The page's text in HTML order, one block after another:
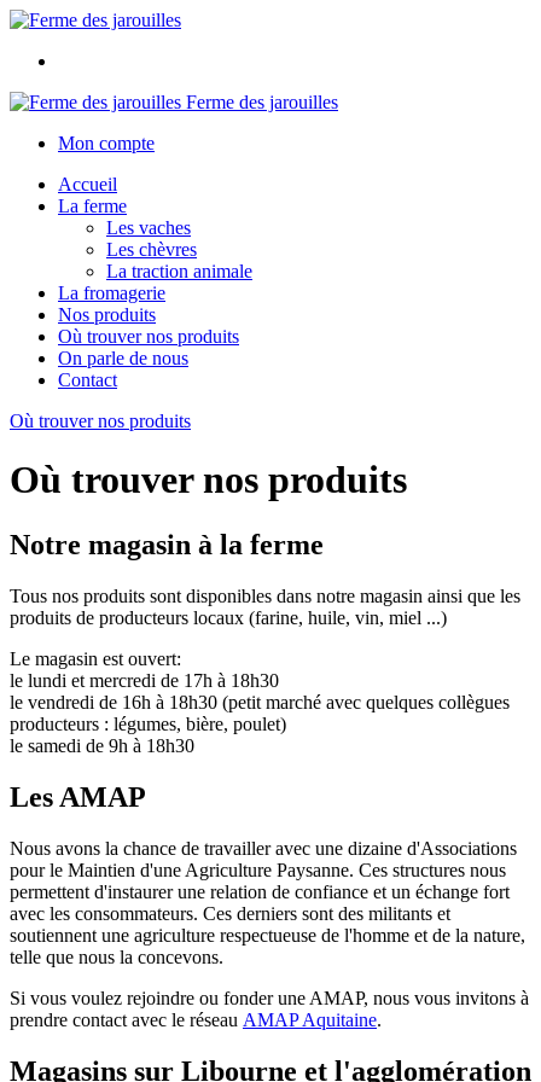
Ferme des jarouilles
Mon compte
Accueil
La ferme
Les vaches
Les chèvres
La traction animale
La fromagerie
Nos produits
Où trouver nos produits
On parle de nous
Contact
Où trouver nos produits
Où trouver nos produits
Notre magasin à la ferme
Tous nos produits sont disponibles dans notre magasin ainsi que les
produits de producteurs locaux (farine, huile, vin, miel ...)
Le magasin est ouvert:
le lundi et mercredi de 17h à 18h30
le vendredi de 16h à 18h30 (petit marché avec quelques collègues
producteurs : légumes, bière, poulet)
le samedi de 9h à 18h30
Les AMAP
Nous avons la chance de travailler avec une dizaine d'Associations
pour le Maintien d'une Agriculture Paysanne. Ces structures nous
permettent d'instaurer une relation de confiance et un échange fort
avec les consommateurs. Ces derniers sont des militants et
soutiennent une agriculture respectueuse de l'homme et de la nature,
telle que nous la concevons.
Si vous voulez rejoindre ou fonder une AMAP, nous vous invitons à
prendre contact avec le réseau AMAP Aquitaine.
Magasins sur Libourne et l'agglomération